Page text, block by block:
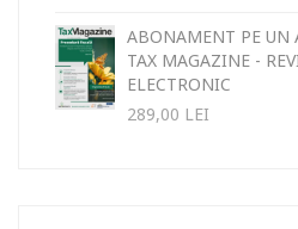
ABONAMENT PE UN
TAX MAGAZINE -
ELECTRONIC
289,00 LEI